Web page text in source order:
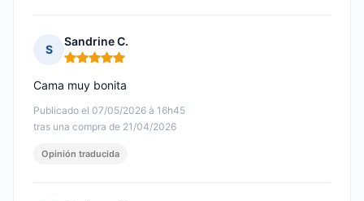
S
Sandrine C.
Nota: 5 de 5
Publicado el 07/05/2026 à 16h45
tras una compra de 21/04/2026
Cama muy bonita
Opinión traducida